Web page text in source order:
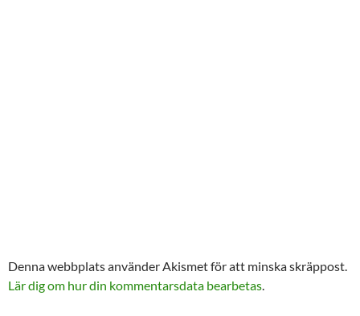
Denna webbplats använder Akismet för att minska skräppost.
Lär dig om hur din kommentarsdata bearbetas.